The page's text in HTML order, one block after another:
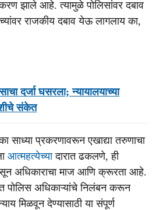
झाले आहे. त्यामुळे पोलिसांवर दबाव
राजकीय दबाव येऊ लागलाय का,
दर्जा घसरला; न्यायालयाच्या
संकेत
साध्या प्रकरणावरून एखाद्या तरुणाचा
आत्महत्येच्यादारात ढकलणे, ही
अधिकाराचा माज आणि क्रूरता आहे.
पोलिस अधिकाऱ्यांचे निलंबन करून
मिळवून देण्यासाठी या संपूर्ण